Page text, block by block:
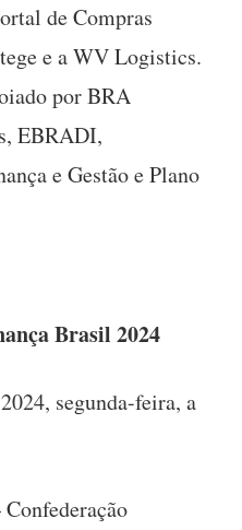
de Compras
e a WV Logistics.
por BRA
EBRADI,
e Gestão e Plano
Brasil 2024
segunda-feira, a